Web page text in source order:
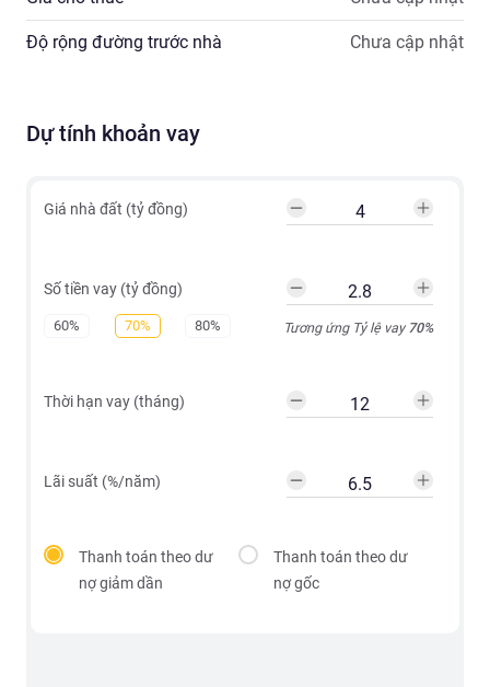
🔰 Với mục tiêu thiết lập môi trường sống mới, chất
Độ rộng đường trước nhà Chưa cập nhật
Dự tính khoản vay
Giá nhà đất (tỷ đồng)
Số tiền vay (tỷ đồng)
60% 70% 80% Tương ứng Tỷ lệ vay70%
Thời hạn vay (tháng)
Lãi suất (%/năm)
Thanh toán theo dư
nợ giảm dần
Thanh toán theo dư
nợ gốc